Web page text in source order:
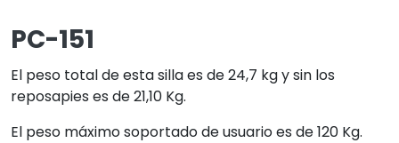
PC-151
El peso total de esta silla es de 24,7 kg y sin los
reposapies es de 21,10 Kg.
El peso máximo soportado de usuario es de 120 Kg.